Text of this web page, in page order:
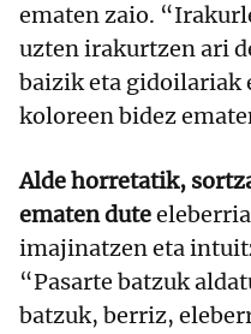
ematen zaio.
uzten irakurtzen ari
baizik eta gidoilariak
koloreen bidez
Alde horretatik,
ematen dute
imajinatzen eta
“Pasarte batzuk
batzuk, berriz,